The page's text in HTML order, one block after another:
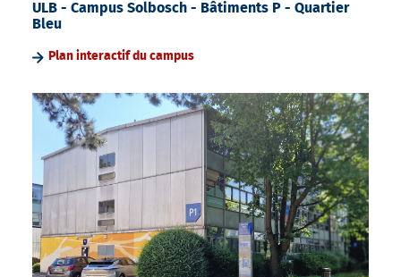
ULB - Campus Solbosch - Bâtiments P - Quartier
Bleu
Plan interactif du campus